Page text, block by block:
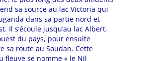
sa source au lac Victoria qui
dans sa partie nord et
Il s’écoule jusqu’au lac Albert,
du pays, pour ensuite
sa route au Soudan. Cette
fleuve se nomme « le Nil